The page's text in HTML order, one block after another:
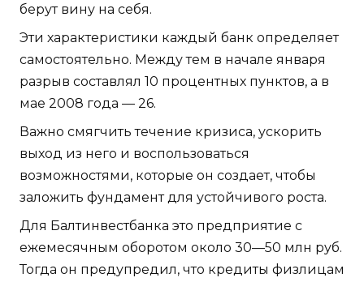
берут вину на себя.
Эти характеристики каждый банк определяет
самостоятельно. Между тем в начале января
разрыв составлял 10 процентных пунктов, а в
мае 2008 года — 26.
Важно смягчить течение кризиса, ускорить
выход из него и воспользоваться
возможностями, которые он создает, чтобы
заложить фундамент для устойчивого роста.
Для Балтинвестбанка это предприятие с
ежемесячным оборотом около 30—50 млн руб.
Тогда он предупредил, что кредиты физлицам